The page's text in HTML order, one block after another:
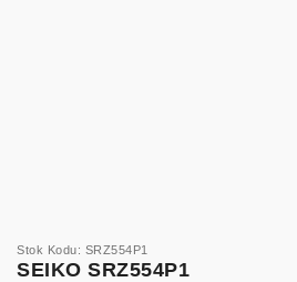
Stok Kodu: SRZ554P1
SEIKO SRZ554P1